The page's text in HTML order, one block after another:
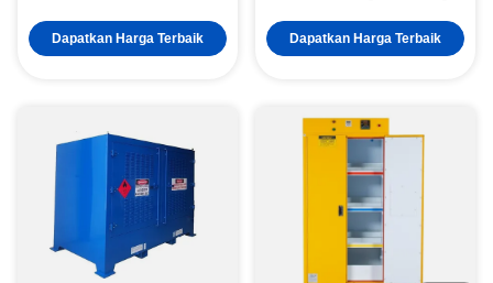
Dapatkan Harga Terbaik Dapatkan Harga Terbaik